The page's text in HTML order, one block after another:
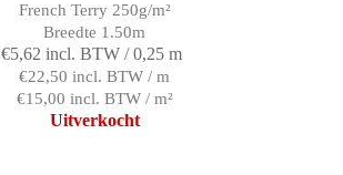
French Terry 250g/m²
Breedte 1.50m
€5,62 incl. BTW / 0,25 m
€22,50 incl. BTW / m
€15,00 incl. BTW / m²
Uitverkocht